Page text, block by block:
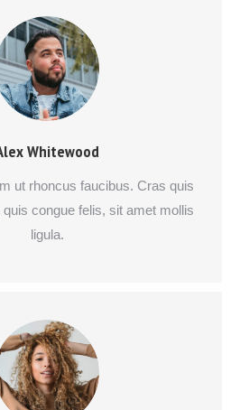
Whitewood
ut rhoncus faucibus. Cras quis
congue felis, sit amet mollis
ligula.